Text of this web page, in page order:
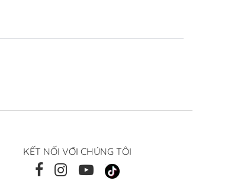
KẾT NỐI VỚI CHÚNG TÔI